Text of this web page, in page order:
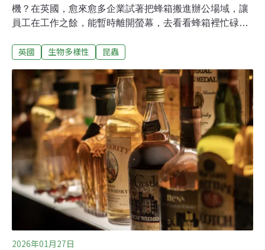
機？在英國，愈來愈多企業試著把蜂箱搬進辦公場域，讓
員工在工作之餘，能暫時離開螢幕，去看看蜂箱裡忙碌的
的永續形象。療癒系職場福祉根據英國《衛報》，從老城
公司看上養蜂的魅力。他們與專業養蜂人合作，在屋頂、
庭院或停車場設置蜂箱，作為新型態的職場減壓方式，不
僅可增進同事情誼，還能拉近人與自然的距離。綠領人才
招聘（Green Folk Recruitment）共同創辦人潘恩（Chris
Payne）指出，辦公室養蜂可以讓員工短暫離開疲憊的工
作、觀察自然，「是一種非常特別、貼近靈性的作法」。
英國 生物多樣性 昆蟲
2026年01月27日